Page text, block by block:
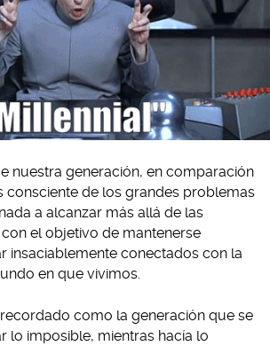
nuestra generación, en comparación
consciente de los grandes problemas
a alcanzar más allá de las
el objetivo de mantenerse
insaciablemente conectados con la
en que vivimos.
como la generación que se
lo imposible, mientras hacía lo